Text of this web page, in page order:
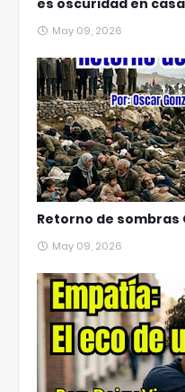
es oscuridad en
May 09, 2026
Retorno de sombras
May 09, 2026